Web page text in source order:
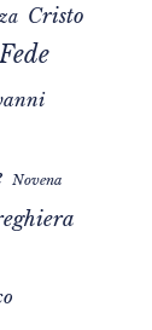
Cristo
Fede
Novena